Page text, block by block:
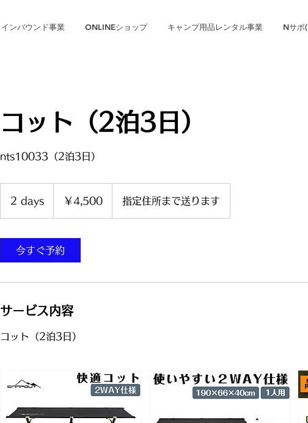
インバウンド事業 ONLINEショップ キャンプ用品レンタル事業 Nサポ
コット（2泊3日）
nts10033（2泊3日）
2 days
y
￥4,500 指定住所まで送ります
今すぐ予約
サービス内容
コット（2泊3日）